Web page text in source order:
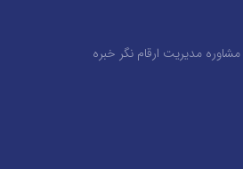
مدیریت ارقام نگر خبره